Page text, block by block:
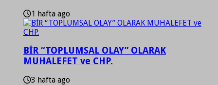
1 hafta ago
BİR “TOPLUMSAL OLAY” OLARAK
MUHALEFET ve CHP.
3 hafta ago